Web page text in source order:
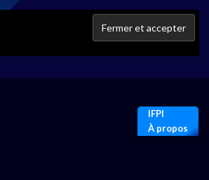
IFPI
À propos